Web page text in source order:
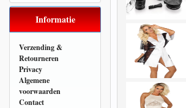
Informatie
Verzending &
Retourneren
Privacy
Algemene
voorwaarden
Contact